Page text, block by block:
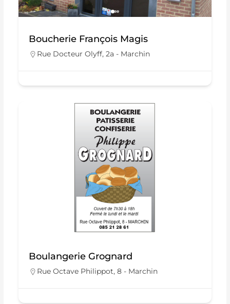
Boucherie François Magis
Rue Docteur Olyff, 2a - Marchin
Boulangerie Grognard
Rue Octave Philippot, 8 - Marchin